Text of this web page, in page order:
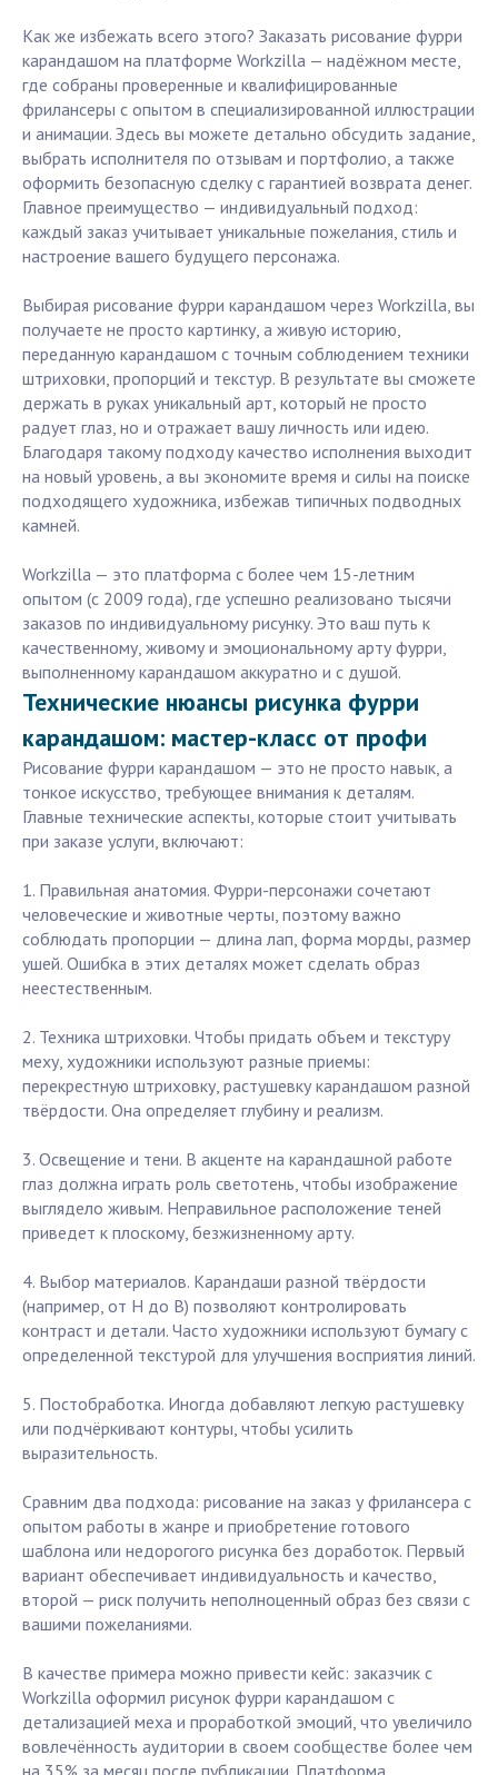
Как же избежать всего этого? Заказать рисование фурри
карандашом на платформе Workzilla — надёжном месте,
где собраны проверенные и квалифицированные
фрилансеры с опытом в специализированной иллюстрации
и анимации. Здесь вы можете детально обсудить задание,
выбрать исполнителя по отзывам и портфолио, а также
оформить безопасную сделку с гарантией возврата денег.
Главное преимущество — индивидуальный подход:
каждый заказ учитывает уникальные пожелания, стиль и
настроение вашего будущего персонажа.
Выбирая рисование фурри карандашом через Workzilla, вы
получаете не просто картинку, а живую историю,
переданную карандашом с точным соблюдением техники
штриховки, пропорций и текстур. В результате вы сможете
держать в руках уникальный арт, который не просто
радует глаз, но и отражает вашу личность или идею.
Благодаря такому подходу качество исполнения выходит
на новый уровень, а вы экономите время и силы на поиске
подходящего художника, избежав типичных подводных
камней.
Workzilla — это платформа с более чем 15-летним
опытом (с 2009 года), где успешно реализовано тысячи
заказов по индивидуальному рисунку. Это ваш путь к
качественному, живому и эмоциональному арту фурри,
выполненному карандашом аккуратно и с душой.
Технические нюансы рисунка фурри
карандашом: мастер-класс от профи
Рисование фурри карандашом — это не просто навык, а
тонкое искусство, требующее внимания к деталям.
Главные технические аспекты, которые стоит учитывать
при заказе услуги, включают:
1. Правильная анатомия. Фурри-персонажи сочетают
человеческие и животные черты, поэтому важно
соблюдать пропорции — длина лап, форма морды, размер
ушей. Ошибка в этих деталях может сделать образ
неестественным.
2. Техника штриховки. Чтобы придать объем и текстуру
меху, художники используют разные приемы:
перекрестную штриховку, растушевку карандашом разной
твёрдости. Она определяет глубину и реализм.
3. Освещение и тени. В акценте на карандашной работе
глаз должна играть роль светотень, чтобы изображение
выглядело живым. Неправильное расположение теней
приведет к плоскому, безжизненному арту.
4. Выбор материалов. Карандаши разной твёрдости
(например, от H до B) позволяют контролировать
контраст и детали. Часто художники используют бумагу с
определенной текстурой для улучшения восприятия линий.
5. Постобработка. Иногда добавляют легкую растушевку
или подчёркивают контуры, чтобы усилить
выразительность.
Сравним два подхода: рисование на заказ у фрилансера с
опытом работы в жанре и приобретение готового
шаблона или недорогого рисунка без доработок. Первый
вариант обеспечивает индивидуальность и качество,
второй — риск получить неполноценный образ без связи с
вашими пожеланиями.
В качестве примера можно привести кейс: заказчик с
Workzilla оформил рисунок фурри карандашом с
детализацией меха и проработкой эмоций, что увеличило
вовлечённость аудитории в своем сообществе более чем